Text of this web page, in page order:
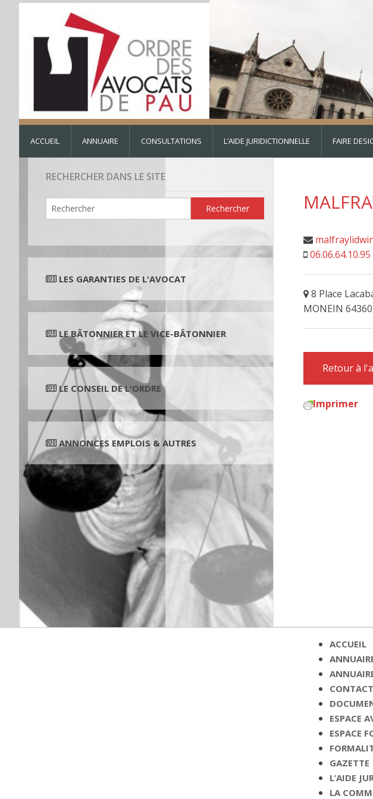
ACCUEIL ANNUAIRE CONSULTATIONS L’AIDE JURIDICTIONNELLE FAIRE
RECHERCHER DANS LE SITE
LES GARANTIES DE L'AVOCAT
LE BÂTONNIER ET LE VICE-BÂTONNIER
LE CONSEIL DE L'ORDRE
ANNONCES EMPLOIS & AUTRES
06.06.64.10.95
8 Place
MONEIN 64360
Retour à
Imprimer
ACCUEIL
CONTACT
ESPACE
ESPACE
GAZETTE
L’AIDE
LA